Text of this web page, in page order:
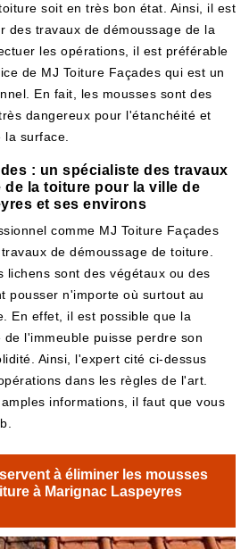
soit en très bon état. Ainsi, il est
des travaux de démoussage de la
les opérations, il est préférable
de MJ Toiture Façades qui est un
En fait, les mousses sont des
dangereux pour l'étanchéité et
surface.
: un spécialiste des travaux
de la toiture pour la ville de
et ses environs
comme MJ Toiture Façades
de démoussage de toiture.
lichens sont des végétaux ou des
pousser n'importe où surtout au
En effet, il est possible que la
l'immeuble puisse perdre son
Ainsi, l'expert cité ci-dessus
dans les règles de l'art.
informations, il faut que vous
à éliminer les mousses
à Marignac Laspeyres